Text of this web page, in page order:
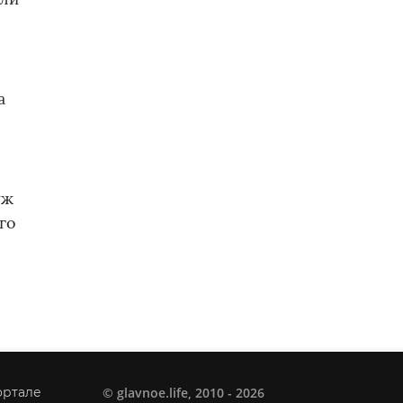
© glavnoe.life , 2010 - 2026